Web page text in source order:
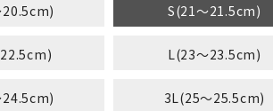
20.5cm) S(21～21.5cm)
L(23～23.5cm)
3L(25～25.5cm)